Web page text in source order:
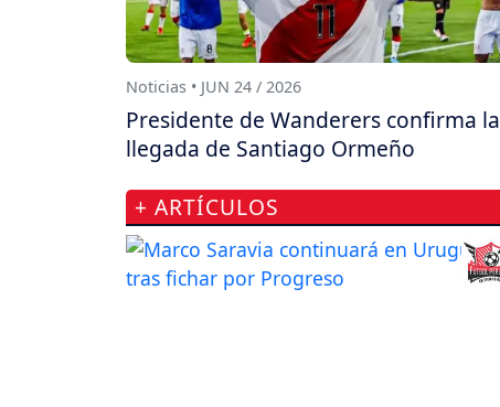
Noticias • JUN 24 / 2026
Presidente de Wanderers confirma la
llegada de Santiago Ormeño
+ ARTÍCULOS